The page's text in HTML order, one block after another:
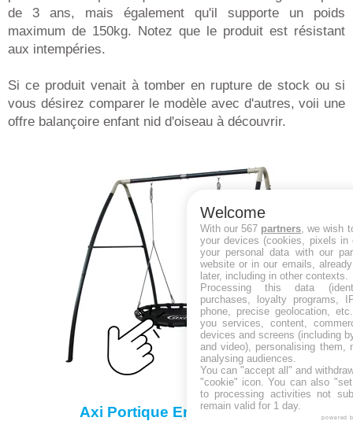
de 3 ans, mais également qu'il supporte un poids
maximum de 150kg. Notez que le produit est résistant
aux intempéries.
Si ce produit venait à tomber en rupture de stock ou si
vous désirez comparer le modèle avec d'autres, voii une
offre balançoire enfant nid d'oiseau à découvrir.
Axi Portique En Métal Avec
Welcome
With our 567 partners, we wish
your devices (cookies, pixels
your personal data with our
website or in our emails,
later, including in other contexts.
Processing this data
purchases, loyalty programs,
phone, precise geolocation,
you services, content,
devices and screens (including
and video), personalising them,
analysing audiences.
You can "accept all" and
"cookie" icon. You can also
to processing activities not
remain valid for 1 day.
powered